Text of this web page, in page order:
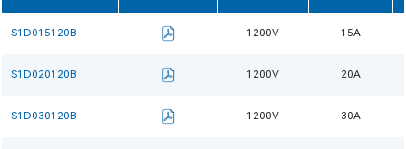
S1D015120B 1200V 15A
S1D020120B 1200V 20A
S1D030120B 1200V 30A